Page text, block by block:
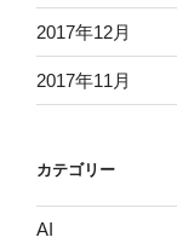
2017年12月
2017年11月
カテゴリー
AI